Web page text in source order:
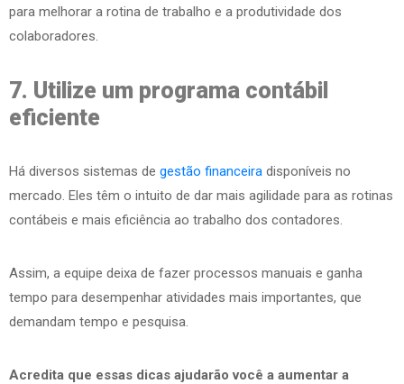
para melhorar a rotina de trabalho e a produtividade dos
colaboradores.
7. Utilize um programa contábil
eficiente
Há diversos sistemas de gestão financeira disponíveis no
mercado. Eles têm o intuito de dar mais agilidade para as rotinas
contábeis e mais eficiência ao trabalho dos contadores.
Assim, a equipe deixa de fazer processos manuais e ganha
tempo para desempenhar atividades mais importantes, que
demandam tempo e pesquisa.
Acredita que essas dicas ajudarão você a aumentar a